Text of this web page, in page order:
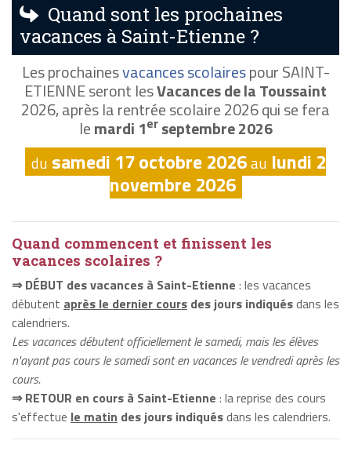
Quand sont les prochaines
vacances à Saint-Etienne ?
Les prochainesvacances scolairespour SAINT-
ETIENNE seront lesVacances de la Toussaint
2026, après la rentrée scolaire 2026 qui se fera
lemardi 1erseptembre 2026
du samedi 17 octobre 2026au lundi 2
novembre 2026
Quand commencent et finissent les
vacances scolaires ?
⇒ DÉBUT des vacances à Saint-Etienne : les vacances
débutent après le dernier cours des jours indiquésdans les
calendriers.
Les vacances débutent officiellement le samedi, mais les élèves
n'ayant pas cours le samedi sont en vacances le vendredi après les
cours.
⇒ RETOUR en cours à Saint-Etienne : la reprise des cours
s'effectue le matin des jours indiquésdans les calendriers.